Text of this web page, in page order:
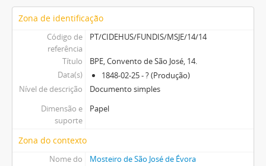
Zona de identificação
Código de
referência
PT/CIDEHUS/FUNDIS/MSJE/14/14
Título
BPE, Convento de São José, 14.
Data(s)
1848-02-25 - ? (Produção)
Nível de descrição
Documento simples
Dimensão e
suporte
Papel
Zona do contexto
Nome do
Mosteiro de São José de Évora